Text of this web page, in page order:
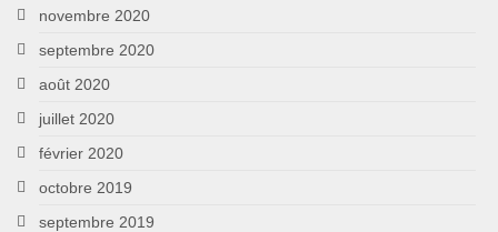
novembre 2020
septembre 2020
août 2020
juillet 2020
février 2020
octobre 2019
septembre 2019